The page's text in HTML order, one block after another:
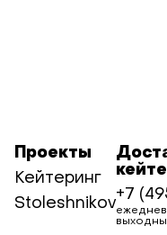
Проекты
Кейтеринг
Stoleshnikov
+7